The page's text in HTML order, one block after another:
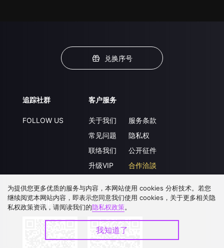
兑换序号
追踪社群
FOLLOW US
客户服务
关于我们
常见问题
联络我们
升级VIP
服务条款
隐私权
公开征件
合作洽談
下载 APP
为提供您更多优质的服务与内容，本网站使用 cookies 分析技术。若您
继续阅览本网站内容，即表示您同意我们使用 cookies，关于更多相关隐
私权政策资讯，请阅读我们的隐私权政策。
我知道了